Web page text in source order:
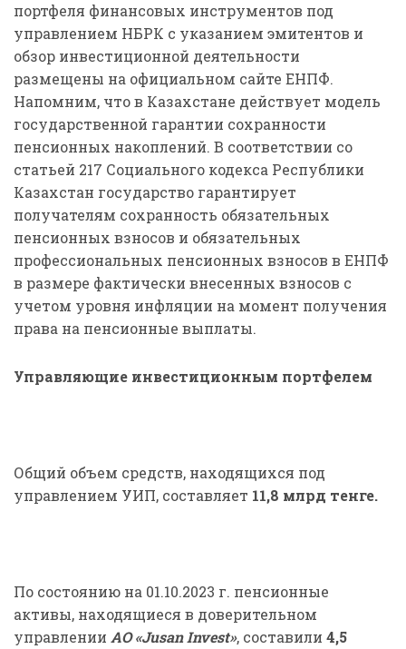
портфеля финансовых инструментов под
управлением НБРК с указанием эмитентов и
обзор инвестиционной деятельности
размещены на официальном сайте ЕНПФ.
Напомним, что в Казахстане действует модель
государственной гарантии сохранности
пенсионных накоплений. В соответствии со
статьей 217 Социального кодекса Республики
Казахстан государство гарантирует
получателям сохранность обязательных
пенсионных взносов и обязательных
профессиональных пенсионных взносов в ЕНПФ
в размере фактически внесенных взносов с
учетом уровня инфляции на момент получения
права на пенсионные выплаты.
Управляющие инвестиционным портфелем
Общий объем средств, находящихся под
управлением УИП, составляет 11,8 млрд тенге.
По состоянию на 01.10.2023 г. пенсионные
активы, находящиеся в доверительном
управлении АО «Jusan Invest», составили 4,5